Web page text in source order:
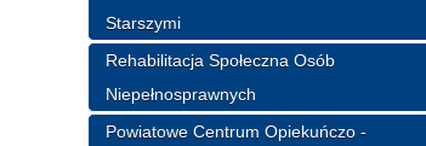
Starszymi
Rehabilitacja Społeczna Osób
Niepełnosprawnych
Powiatowe Centrum Opiekuńczo -